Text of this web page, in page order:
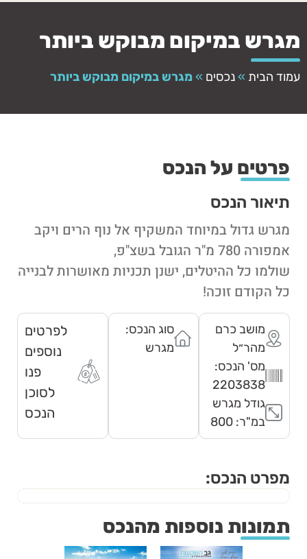
מגרש במיקום מבוקש ביותר
עמוד הבית »נכסים »מגרש במיקום מבוקש ביותר
פרטים על הנכס
תיאור הנכס
מגרש גדול במיוחד המשקיף אל נוף הרים ויקב
אמפורה 780 מ"ר הגובל בשצ"פ,
שולמו כל ההיטלים, ישנן תכניות מאושרות לבנייה
כל הקודם זוכה!
מושב כרם
מהר״ל
מס' הנכס:
2203838
גודל מגרש
במ"ר: 800
סוג הנכס:
מגרש
לפרטים
נוספים
פנו
לסוכן
הנכס
מפרט הנכס:
תמונות נוספות מהנכס